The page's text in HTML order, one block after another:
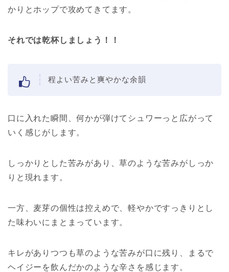
かりとホップで攻めてきてます。
それでは乾杯しましょう！！
程よい苦みと爽やかな余韻
口に入れた瞬間、何かが弾けてシュワーっと広がって
いく感じがします。
しっかりとした苦みがあり、草のような苦みがしっか
りと現れます。
一方、麦芽の個性は控えめで、軽やかですっきりとし
た味わいにまとまっています。
キレがありつつも草のような苦みが口に残り、まるで
ヘイジーを飲んだかのような辛さを感じます。